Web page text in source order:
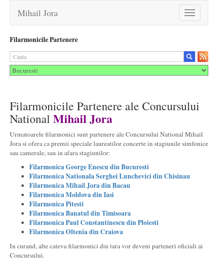
Toggle
navigation
Mihail Jora
Filarmonicile Partenere
Filarmonicile Partenere ale Concursului
National Mihail Jora
Urmatoarele filarmonici sunt partenere ale Concursului National Mihail
Jora si ofera ca premii speciale laureatilor concerte in stagiunile simfonice
sau camerale, sau in afara stagiunilor:
Filarmonica George Enescu din Bucuresti
Filarmonica Nationala Serghei Lunchevici din Chisinau
Filarmonica Mihail Jora din Bacau
Filarmonica Moldova din Iasi
Filarmonica Pitesti
Filarmonica Banatul din Timisoara
Filarmonica Paul Constantinescu din Ploiesti
Filarmonica Oltenia din Craiova
In curand, alte cateva filarmonici din tara vor deveni parteneri oficiali ai
Concursului.